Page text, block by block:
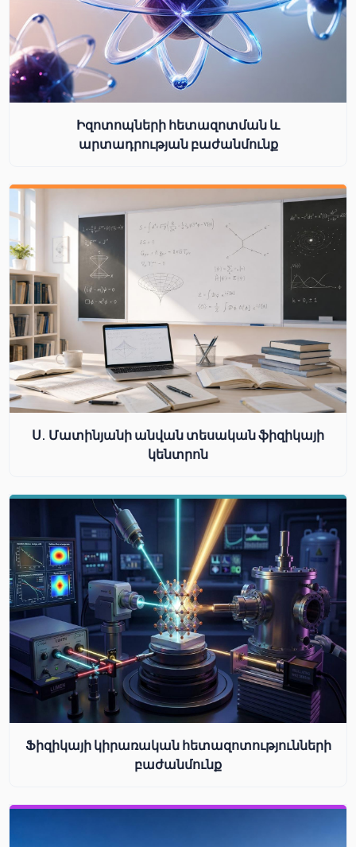
Իզոտոպների հետազոտման և
արտադրության բաժանմունք
Ս. Մատինյանի անվան տեսական ֆիզիկայի
կենտրոն
Ֆիզիկայի կիրառական հետազոտությունների
բաժանմունք